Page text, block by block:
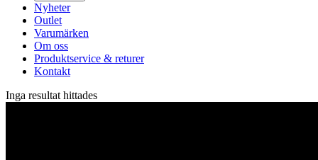
Nyheter
Outlet
Varumärken
Om oss
Produktservice & returer
Kontakt
Inga resultat hittades